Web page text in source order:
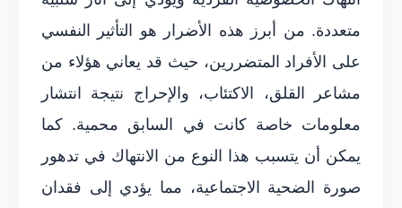
متعددة. من أبرز هذه الأضرار هو التأثير النفسي
على الأفراد المتضررين، حيث قد يعاني هؤلاء من
مشاعر القلق، الاكتئاب، والإحراج نتيجة انتشار
معلومات خاصة كانت في السابق محمية. كما
يمكن أن يتسبب هذا النوع من الانتهاك في تدهور
صورة الضحية الاجتماعية، مما يؤدي إلى فقدان